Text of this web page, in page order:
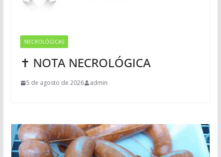
NECROLÓGICAS
✝ NOTA NECROLÓGICA
5 de agosto de 2026 admin